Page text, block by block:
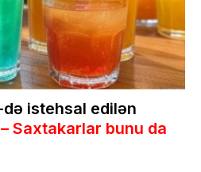
də istehsal edilən
– Saxtakarlar bunu da